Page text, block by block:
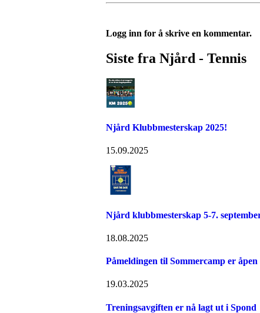
Logg inn for å skrive en kommentar.
Siste fra Njård - Tennis
Njård Klubbmesterskap 2025!
15.09.2025
Njård klubbmesterskap 5-7.
18.08.2025
Påmeldingen til Sommercamp er åpen
19.03.2025
Treningsavgiften er nå lagt ut i Spond